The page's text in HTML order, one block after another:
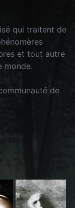
qui traitent de
et tout autre
monde.
de